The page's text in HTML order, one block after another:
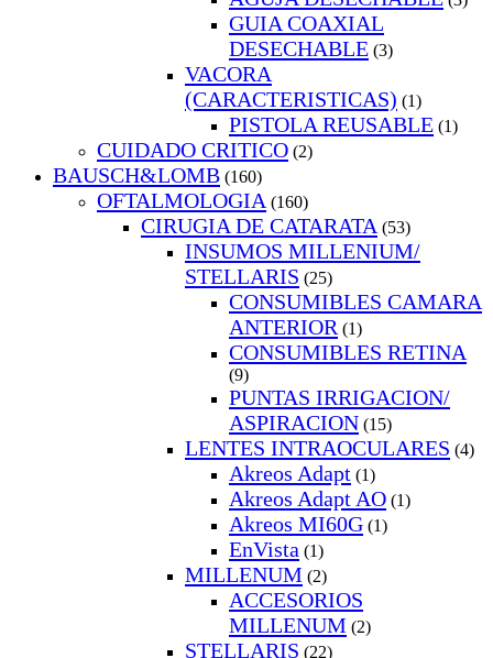
GUIA COAXIAL
DESECHABLE (3)
VACORA
(CARACTERISTICAS) (1)
PISTOLA REUSABLE (1)
CUIDADO CRITICO (2)
BAUSCH&LOMB (160)
OFTALMOLOGIA (160)
CIRUGIA DE CATARATA (53)
INSUMOS MILLENIUM/
STELLARIS (25)
CONSUMIBLES CAMARA
ANTERIOR (1)
CONSUMIBLES RETINA
(9)
PUNTAS IRRIGACION/
ASPIRACION (15)
LENTES INTRAOCULARES (4)
Akreos Adapt (1)
Akreos Adapt AO (1)
Akreos MI60G (1)
EnVista (1)
MILLENUM (2)
ACCESORIOS
MILLENUM (2)
STELLARIS (22)